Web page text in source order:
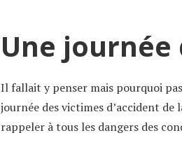
Une journée
Il fallait y penser mais pourquoi
journée des victimes d’accident
rappeler à tous les dangers des